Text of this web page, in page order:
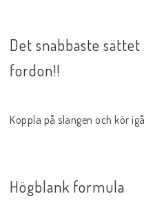
Det snabbaste
fordon!!
Koppla på slangen och kör
Högblank formula